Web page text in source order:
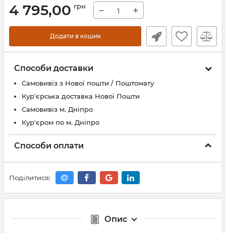
4 795,00 грн − +
Додати в кошик
Способи доставки
Самовивіз з Нової пошти / Поштомату
Кур'єрська доставка Нової Пошти
Самовивіз м. Дніпро
Кур'єром по м. Дніпро
Способи оплати
Поділитися:
Опис